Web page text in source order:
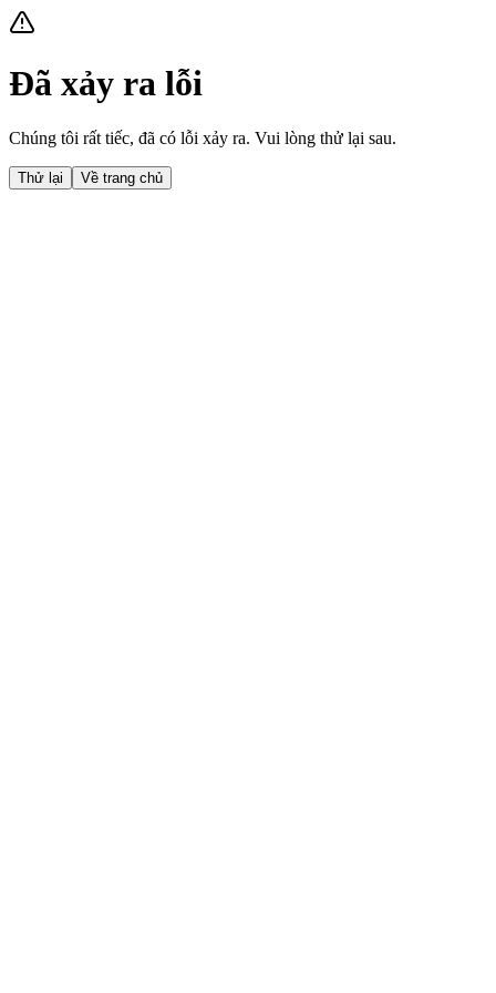
Đã xảy ra lỗi
Chúng tôi rất tiếc, đã có lỗi xảy ra. Vui lòng thử lại sau.
Thử lại Về trang chủ